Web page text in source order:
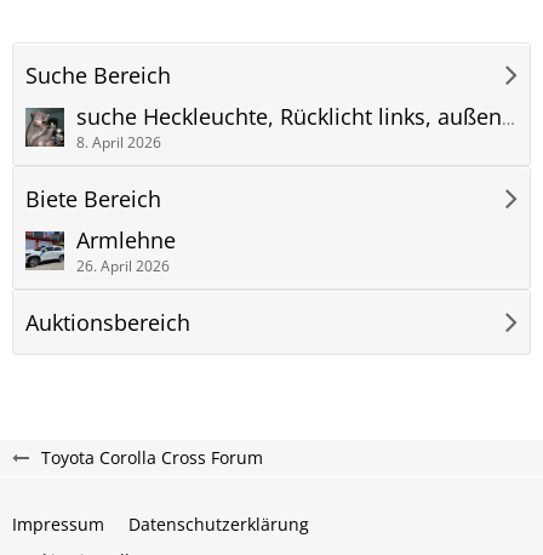
Suche Bereich
suche Heckleuchte, Rücklicht links, außen (die im Kotflügel)
8. April 2026
Biete Bereich
Armlehne
26. April 2026
Auktionsbereich
Toyota Corolla Cross Forum
Impressum
Datenschutzerklärung